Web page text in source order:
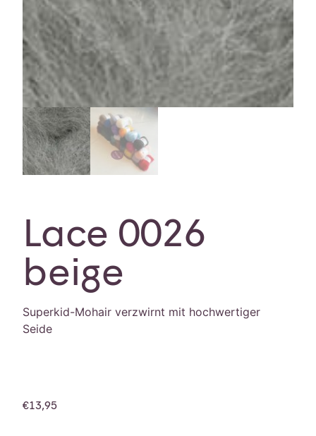
Lace 0026
beige
Superkid-Mohair verzwirnt mit hochwertiger
Seide
€13,95